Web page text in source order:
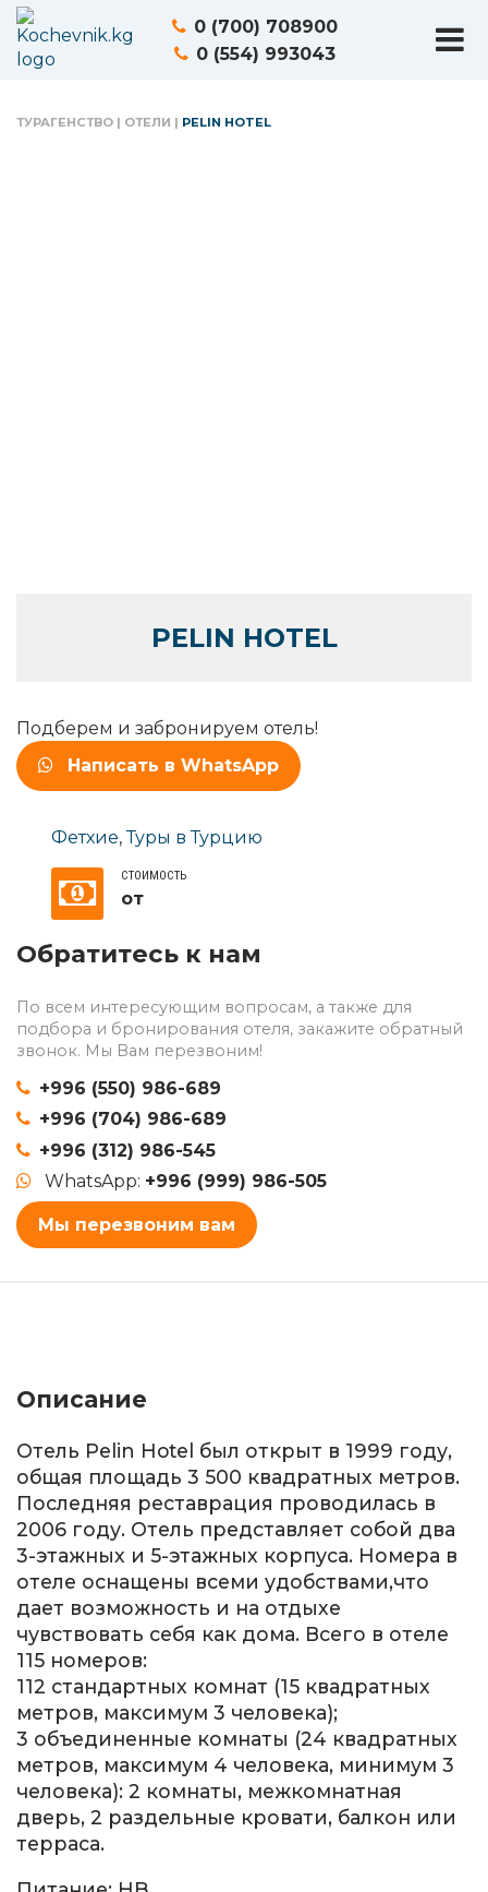
0 (700) 708900
0 (554) 993043
ТУРАГЕНСТВО | ОТЕЛИ | PELIN HOTEL
PELIN HOTEL
Подберем и забронируем отель!
Написать в WhatsApp
Фетхие,Туры в Турцию
СТОИМОСТЬ
от
Обратитесь к нам
По всем интересующим вопросам, а также для
подбора и бронирования отеля, закажите обратный
звонок. Мы Вам перезвоним!
+996 (550) 986-689
+996 (704) 986-689
+996 (312) 986-545
WhatsApp: +996 (999) 986-505
Мы перезвоним вам
Описание
Отель Pelin Hotel был открыт в 1999 году,
общая площадь 3 500 квадратных метров.
Последняя реставрация проводилась в
2006 году. Отель представляет собой два
3-этажных и 5-этажных корпуса. Номера в
отеле оснащены всеми удобствами,что
дает возможность и на отдыхе
чувствовать себя как дома. Всего в отеле
115 номеров:
112 стандартных комнат (15 квадратных
метров, максимум 3 человека);
3 объединенные комнаты (24 квадратных
метров, максимум 4 человека, минимум 3
человека): 2 комнаты, межкомнатная
дверь, 2 раздельные кровати, балкон или
терраса.